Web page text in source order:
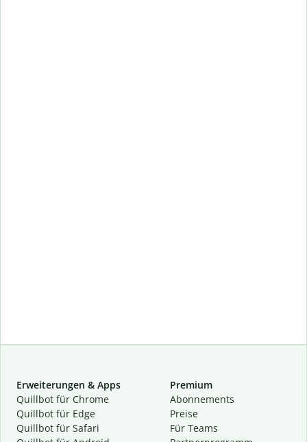
Erweiterungen & Apps
Quillbot für Chrome
Quillbot für Edge
Quillbot für Safari
Premium
Abon­ne­ments
Preise
Für Teams